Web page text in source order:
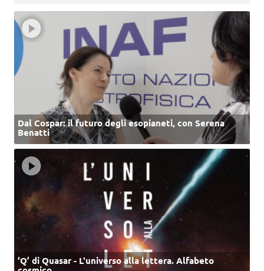
Dal Cospar: il futuro degli esopianeti, con Serena
Benatti
‘Q’ di Quasar - L'universo alla lettera. Alfabeto